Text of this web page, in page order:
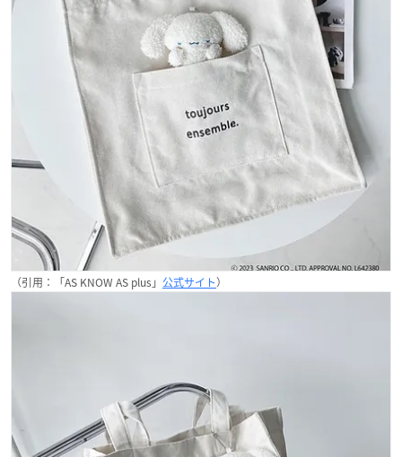
（引用：「AS KNOW AS plus」 公式サイト）